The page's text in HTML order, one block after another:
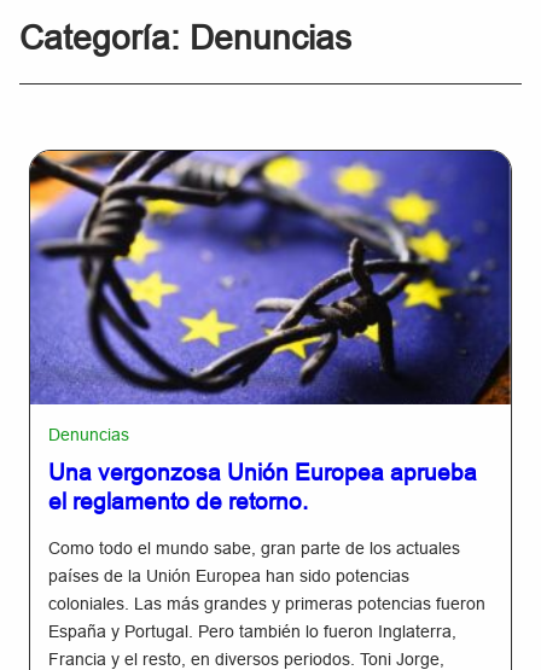
Categoría: Denuncias
Denuncias
Una vergonzosa Unión Europea aprueba
el reglamento de retorno.
Como todo el mundo sabe, gran parte de los actuales
países de la Unión Europea han sido potencias
coloniales. Las más grandes y primeras potencias fueron
España y Portugal. Pero también lo fueron Inglaterra,
Francia y el resto, en diversos periodos. Toni Jorge,